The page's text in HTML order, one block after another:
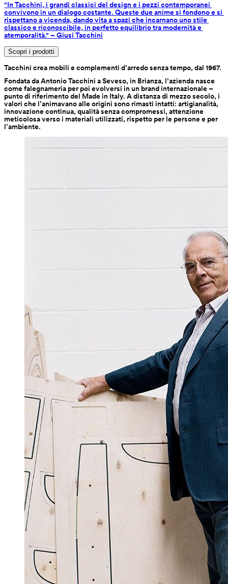
"In Tacchini, i grandi classici del design e i pezzi contemporanei
convivono in un dialogo costante. Queste due anime si fondono e si
rispettano a vicenda, dando vita a spazi che incarnano uno stile
classico e riconoscibile, in perfetto equilibrio tra modernità e
atemporalità." – Giusi Tacchini
Scopri i prodotti
Tacchini crea mobili e complementi d’arredo senza tempo, dal 1967.
Fondata da Antonio Tacchini a Seveso, in Brianza, l’azienda nasce
come falegnameria per poi evolversi in un brand internazionale –
punto di riferimento del Made in Italy. A distanza di mezzo secolo, i
valori che l’animavano alle origini sono rimasti intatti: artigianalità,
innovazione continua, qualità senza compromessi, attenzione
meticolosa verso i materiali utilizzati, rispetto per le persone e per
l’ambiente.